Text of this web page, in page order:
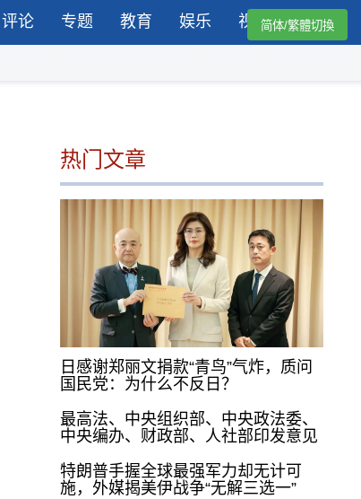
评论 专题 教育 娱乐 视频简体/繁體切換
热门文章
日感谢郑丽文捐款“青鸟”气炸，质问
国民党：为什么不反日？
最高法、中央组织部、中央政法委、
中央编办、财政部、人社部印发意见
特朗普手握全球最强军力却无计可
施，外媒揭美伊战争“无解三选一”